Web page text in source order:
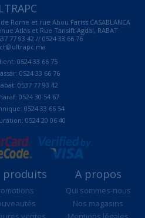
Rome et rue Abou Fariss CASABLANCA
Atlas et Rue Tansift Agdal, RABAT
77 93 42 // 0524 33 66 76
0524 33 66 75
0524 33 66 76
0537 77 93 42
0524 30 54 67
0524 33 66 54
0524 20 06 40
produits A propos
Qui sommes-nous
Nos magasins